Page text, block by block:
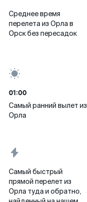
Среднее время
перелета из Орла в
Орск без пересадок
01:00
Самый ранний вылет из
Орла
Самый быстрый
прямой перелет из
Орла туда и обратно,